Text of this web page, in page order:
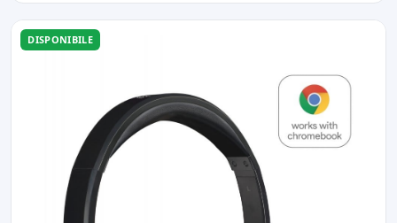
DISPONIBILE